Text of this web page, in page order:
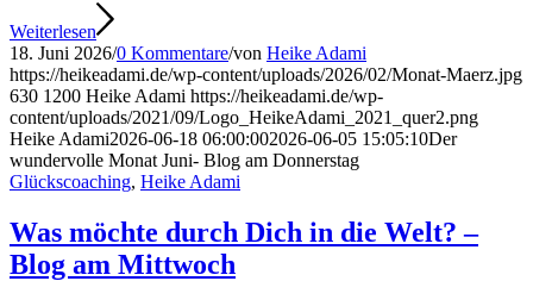
Weiterlesen
18. Juni 2026/0 Kommentare/von Heike Adami
https://heikeadami.de/wp-content/uploads/2026/02/Monat-Maerz.jpg
630 1200 Heike Adami https://heikeadami.de/wp-
content/uploads/2021/09/Logo_HeikeAdami_2021_quer2.png
Heike Adami2026-06-18 06:00:002026-06-05 15:05:10Der
wundervolle Monat Juni- Blog am Donnerstag
Glückscoaching, Heike Adami
Was möchte durch Dich in die Welt? –
Blog am Mittwoch